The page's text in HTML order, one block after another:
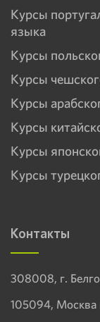
Курсы
языка
Курсы
Курсы
Курсы
Курсы
Курсы
Курсы
Контакты
308008, г.
105094, Москва